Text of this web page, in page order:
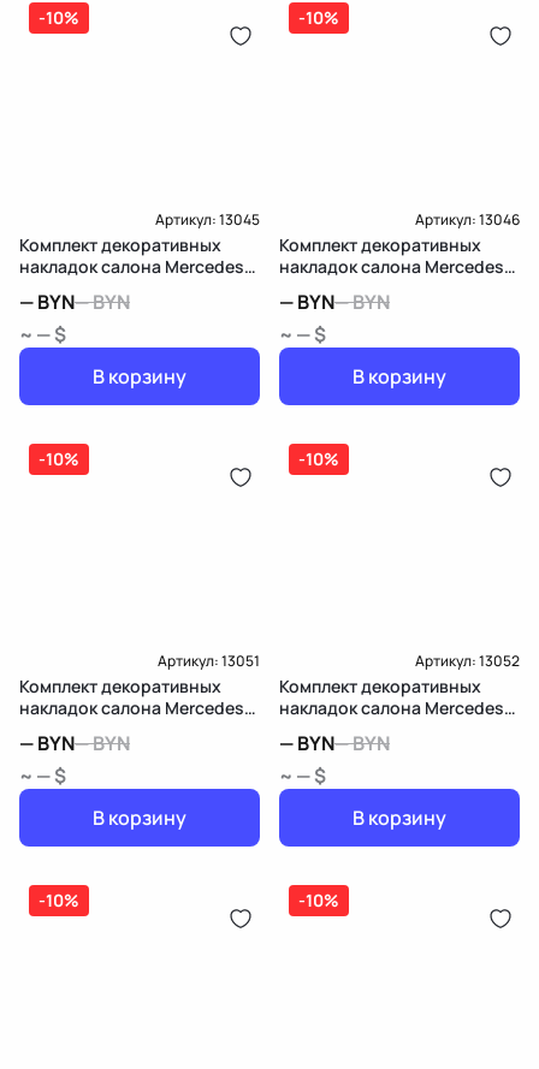
-10%
Артикул:13045
Комплект декоративных
накладок салона Mercedes-
—BYN—BYN
~ — $
В корзину
-10%
Артикул:13046
Комплект декоративных
накладок салона Mercedes-
—BYN—BYN
~ — $
В корзину
-10%
Артикул:13051
Комплект декоративных
накладок салона Mercedes-
—BYN—BYN
~ — $
В корзину
-10%
Артикул:13052
Комплект декоративных
накладок салона Mercedes-
—BYN—BYN
~ — $
В корзину
-10% -10%